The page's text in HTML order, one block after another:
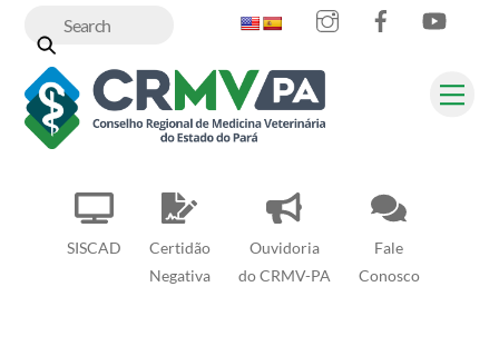
content
SISCAD
Certidão
Negativa
Ouvidoria
do CRMV-PA
Fale
Conosco
InstagramFacebook